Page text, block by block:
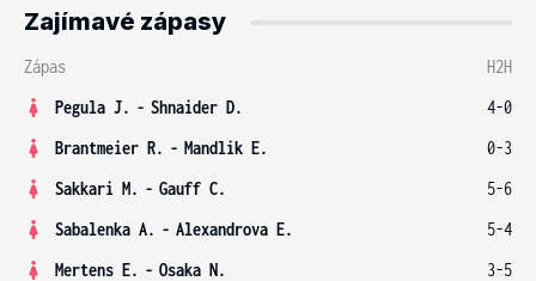
Zajímavé zápasy
Zápas
H2H
Pegula J. - Shnaider D.
4-0
Brantmeier R. - Mandlik E.
0-3
Sakkari M. - Gauff C.
5-6
Sabalenka A. - Alexandrova E.
5-4
Mertens E. - Osaka N.
3-5